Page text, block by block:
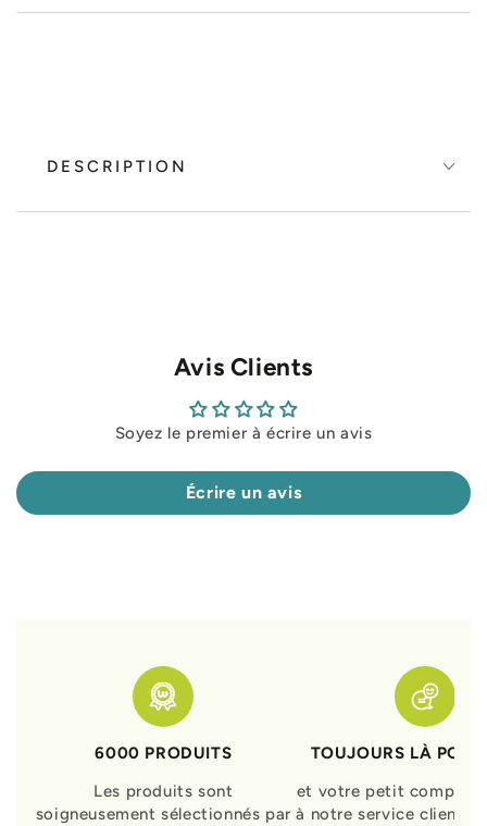
DESCRIPTION
Avis Clients
Soyez le premier à écrire un avis
Écrire un avis
6000 PRODUITS
Les produits sont
soigneusement sélectionnés par
TOUJOURS LÀ
et votre petit
à notre service clients